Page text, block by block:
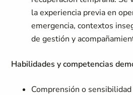
la experiencia previa en
emergencia, contextos
de gestión y
Habilidades y competencias
Comprensión o